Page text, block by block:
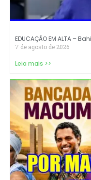
EDUCAÇÃO EM ALTA –
7 de agosto de 2026
Leia mais >>